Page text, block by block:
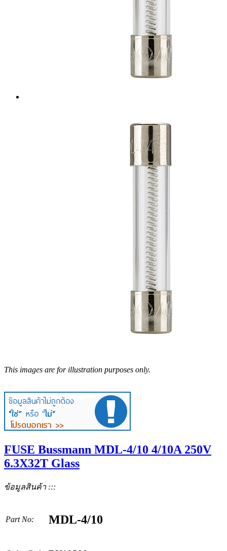
This images are for illustration purposes only.
FUSE Bussmann MDL-4/10 4/10A 250V
6.3X32T Glass
ข้อมูลสินค้า :::
Part No: MDL-4/10